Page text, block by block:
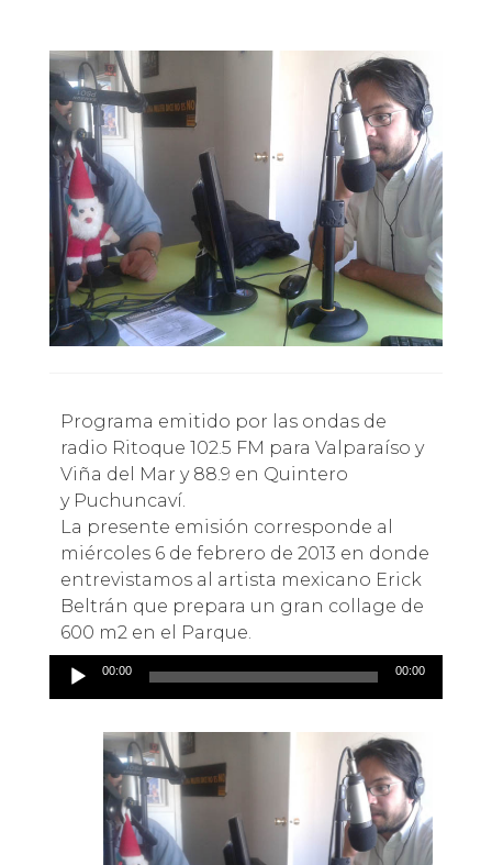
Programa emitido por las ondas de
radio Ritoque 102.5 FM para Valparaíso y
Viña del Mar y 88.9 en Quintero
y Puchuncaví.
La presente emisión corresponde al
miércoles 6 de febrero de 2013 en donde
entrevistamos al artista mexicano Erick
Beltrán que prepara un gran collage de
600 m2 en el Parque.
Reproductor
00:00 00:00